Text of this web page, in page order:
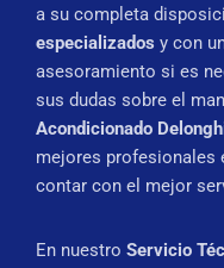
a su completa
especializados y con
asesoramiento si es
sus dudas sobre el
Acondicionado
mejores profesionales
contar con el mejor
En nuestro Servicio